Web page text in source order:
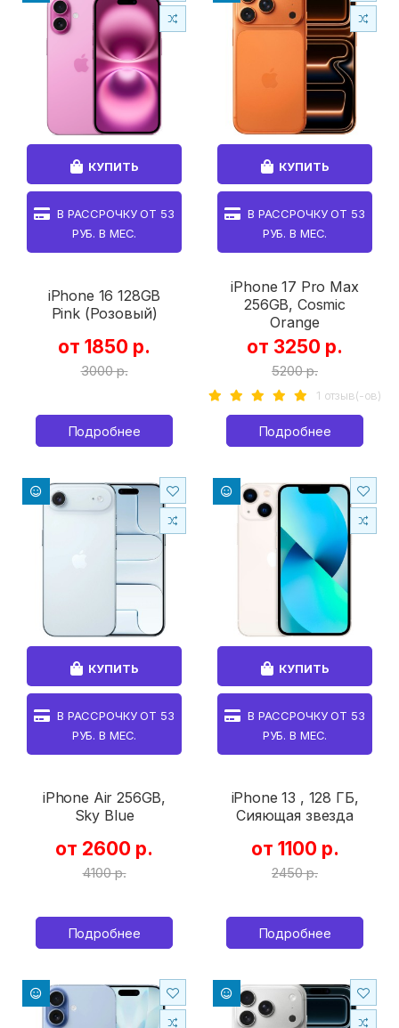
КУПИТЬ
В РАССРОЧКУ ОТ 53
РУБ. В МЕС.
iPhone 16 128GB
Pink (Розовый)
от 1850 р.
3000 р.
Подробнее
КУПИТЬ
В РАССРОЧКУ ОТ 53
РУБ. В МЕС.
iPhone 17 Pro Max
256GB, Cosmic
Orange
от 3250 р.
5200 р.
1 отзыв(-ов)
Подробнее
КУПИТЬ
В РАССРОЧКУ ОТ 53
РУБ. В МЕС.
iPhone Air 256GB,
Sky Blue
от 2600 р.
4100 р.
Подробнее
КУПИТЬ
В РАССРОЧКУ ОТ 53
РУБ. В МЕС.
iPhone 13 , 128 ГБ,
Сияющая звезда
от 1100 р.
2450 р.
Подробнее